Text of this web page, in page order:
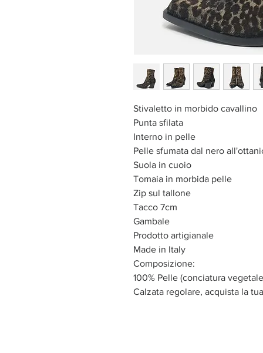
Stivaletto in morbido cavallino
Punta sfilata
Interno in pelle
Pelle sfumata dal nero
Suola in cuoio
Tomaia in morbida pelle
Zip sul tallone
Tacco 7cm
Gambale
Prodotto artigianale
Made in Italy
Composizione:
100% Pelle (conciatura
Calzata regolare, acquista la